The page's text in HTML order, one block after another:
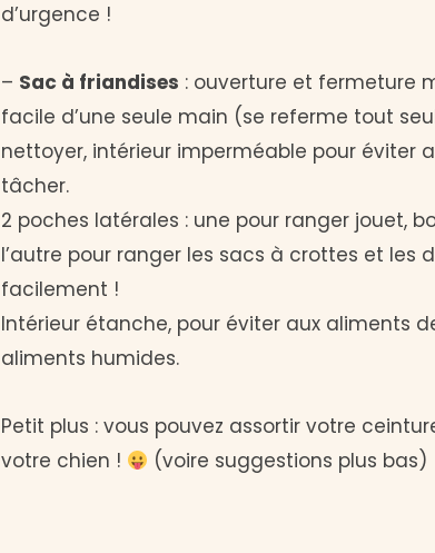
d’urgence !
– Sac à friandises : ouverture et fermeture
facile d’une seule main (se referme tout
nettoyer, intérieur imperméable pour éviter
tâcher.
2 poches latérales : une pour ranger jouet,
l’autre pour ranger les sacs à crottes et les
facilement !
Intérieur étanche, pour éviter aux aliments
aliments humides.
Petit plus : vous pouvez assortir votre
votre chien !
(voire suggestions plus bas)